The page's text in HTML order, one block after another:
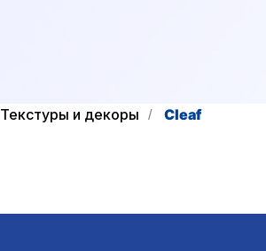
Текстуры и декоры / Cleaf